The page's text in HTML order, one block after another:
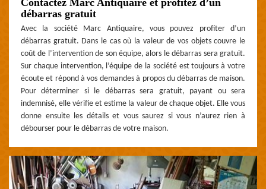
débarras gratuit
Avec la société Marc Antiquaire, vous pouvez profiter d’un
débarras gratuit. Dans le cas où la valeur de vos objets couvre le
coût de l’intervention de son équipe, alors le débarras sera gratuit.
Sur chaque intervention, l’équipe de la société est toujours à votre
écoute et répond à vos demandes à propos du débarras de maison.
Pour déterminer si le débarras sera gratuit, payant ou sera
indemnisé, elle vérifie et estime la valeur de chaque objet. Elle vous
donne ensuite les détails et vous saurez si vous n’aurez rien à
débourser pour le débarras de votre maison.